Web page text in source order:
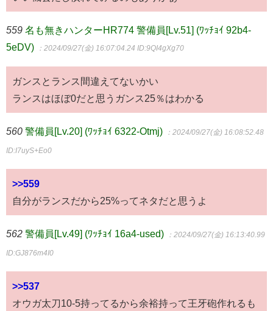
559 名も無きハンターHR774 警備員[Lv.51] (ﾜｯﾁｮｲ 92b4-
5eDV)
：2024/09/27(金) 16:07:04.24 ID:9QI4gXg70
ガンスとランス間違えてないかい
ランスはほぼ0だと思うガンス25％はわかる
560 警備員[Lv.20] (ﾜｯﾁｮｲ 6322-Otmj) ：2024/09/27(金) 16:08:52.48
ID:I7uyS+Eo0
>>559
自分がランスだから25%ってネタだと思うよ
562 警備員[Lv.49] (ﾜｯﾁｮｲ 16a4-used) ：2024/09/27(金) 16:13:40.99
ID:GJ876m4I0
>>537
オウガ太刀10-5持ってるから余裕持って王牙砲作れるも